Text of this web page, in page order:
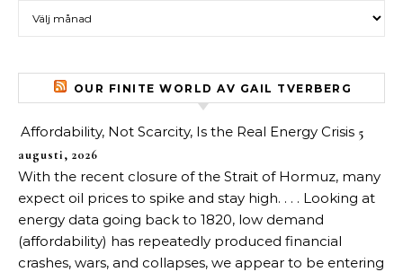
OUR FINITE WORLD AV GAIL TVERBERG
Affordability, Not Scarcity, Is the Real Energy Crisis 5
augusti, 2026
With the recent closure of the Strait of Hormuz, many
expect oil prices to spike and stay high. . . . Looking at
energy data going back to 1820, low demand
(affordability) has repeatedly produced financial
crashes, wars, and collapses, we appear to be entering